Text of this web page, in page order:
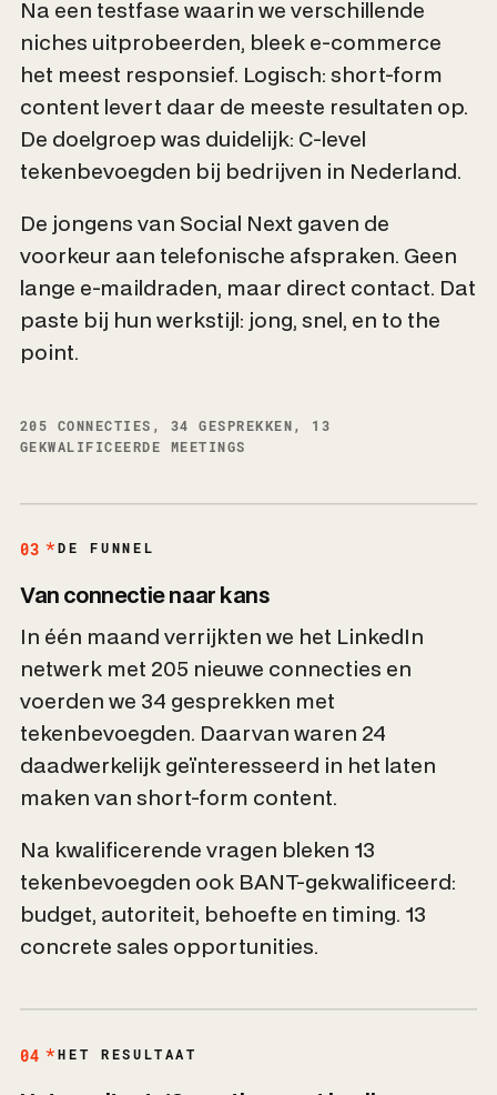
Na een testfase waarin we verschillende
niches uitprobeerden, bleek e-commerce
het meest responsief. Logisch: short-form
content levert daar de meeste resultaten op.
De doelgroep was duidelijk: C-level
tekenbevoegden bij bedrijven in Nederland.
De jongens van Social Next gaven de
voorkeur aan telefonische afspraken. Geen
lange e-maildraden, maar direct contact. Dat
paste bij hun werkstijl: jong, snel, en to the
point.
205 CONNECTIES, 34 GESPREKKEN, 13
GEKWALIFICEERDE MEETINGS
03 DE FUNNEL
Van connectie naar kans
In één maand verrijkten we het LinkedIn
netwerk met 205 nieuwe connecties en
voerden we 34 gesprekken met
tekenbevoegden. Daarvan waren 24
daadwerkelijk geïnteresseerd in het laten
maken van short-form content.
Na kwalificerende vragen bleken 13
tekenbevoegden ook BANT-gekwalificeerd:
budget, autoriteit, behoefte en timing. 13
concrete sales opportunities.
04 HET RESULTAAT